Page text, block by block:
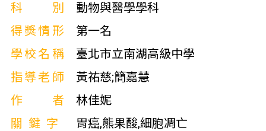
科別
動物與醫學學科
得獎情形
第一名
學校名稱
臺北市立南湖高級中學
指導老師
黃祐慈;簡嘉慧
作者
林佳妮
關鍵字
胃癌,熊果酸,細胞凋亡